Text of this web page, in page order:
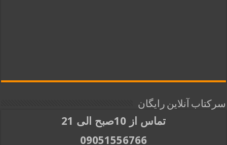
سرکتاب آنلاین رایگان
تماس از 10صبح الی 21
09051556766